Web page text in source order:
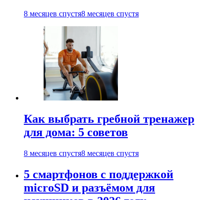
8 месяцев спустя8 месяцев спустя
Как выбрать гребной тренажер
для дома: 5 советов
8 месяцев спустя8 месяцев спустя
5 смартфонов с поддержкой
microSD и разъёмом для